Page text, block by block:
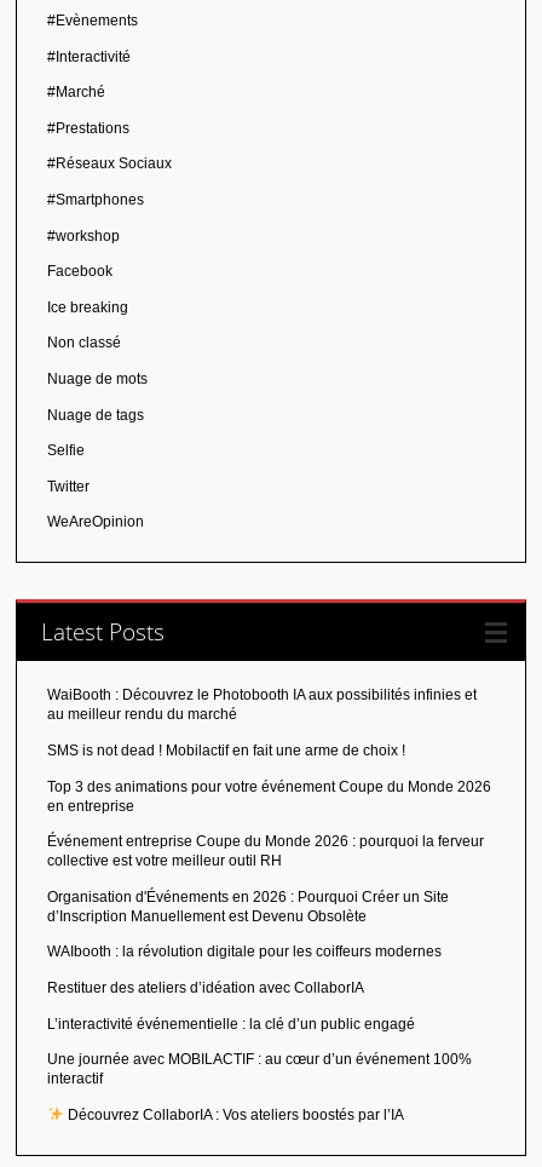
#Evènements
#Interactivité
#Marché
#Prestations
#Réseaux Sociaux
#Smartphones
#workshop
Facebook
Ice breaking
Non classé
Nuage de mots
Nuage de tags
Selfie
Twitter
WeAreOpinion
Latest Posts
WaiBooth : Découvrez le Photobooth IA aux possibilités infinies et
au meilleur rendu du marché
SMS is not dead ! Mobilactif en fait une arme de choix !
Top 3 des animations pour votre événement Coupe du Monde 2026
en entreprise
Événement entreprise Coupe du Monde 2026 : pourquoi la ferveur
collective est votre meilleur outil RH
Organisation d'Événements en 2026 : Pourquoi Créer un Site
d’Inscription Manuellement est Devenu Obsolète
WAIbooth : la révolution digitale pour les coiffeurs modernes
Restituer des ateliers d’idéation avec CollaborIA
L’interactivité événementielle : la clé d’un public engagé
Une journée avec MOBILACTIF : au cœur d’un événement 100%
interactif
Découvrez CollaborIA : Vos ateliers boostés par l’IA